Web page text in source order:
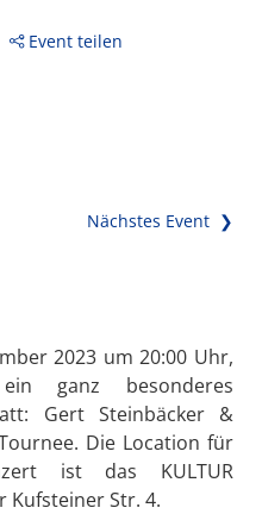
Event teilen
Nächstes Event ❯
2023 um 20:00 Uhr,
ganz besonderes
Gert Steinbäcker &
Die Location für
ist das KULTUR
Kufsteiner Str. 4.